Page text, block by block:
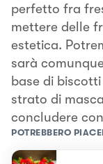
perfetto fra
mettere delle
estetica.
sarà
base di
strato di
concludere
POTREBBERO